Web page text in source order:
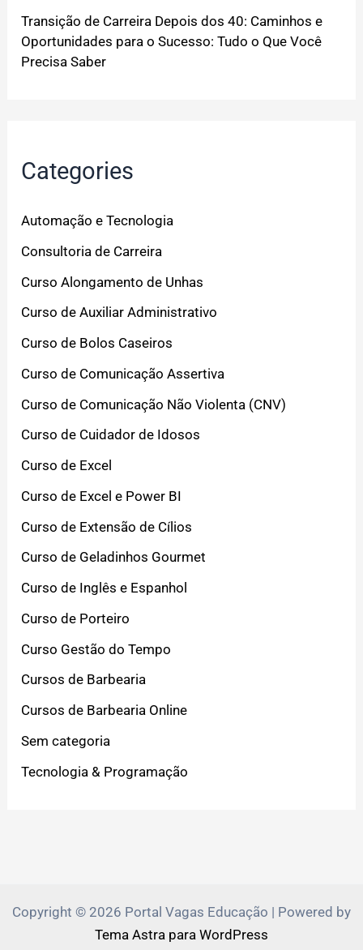
Transição de Carreira Depois dos 40: Caminhos e
Oportunidades para o Sucesso: Tudo o Que Você
Precisa Saber
Categories
Automação e Tecnologia
Consultoria de Carreira
Curso Alongamento de Unhas
Curso de Auxiliar Administrativo
Curso de Bolos Caseiros
Curso de Comunicação Assertiva
Curso de Comunicação Não Violenta (CNV)
Curso de Cuidador de Idosos
Curso de Excel
Curso de Excel e Power BI
Curso de Extensão de Cílios
Curso de Geladinhos Gourmet
Curso de Inglês e Espanhol
Curso de Porteiro
Curso Gestão do Tempo
Cursos de Barbearia
Cursos de Barbearia Online
Sem categoria
Tecnologia & Programação
Copyright © 2026 Portal Vagas Educação | Powered by
Tema Astra para WordPress